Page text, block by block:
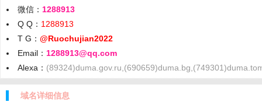
微信： 1288913
Q Q： 1288913
T G： @Ruochujian2022
Email： 1288913@qq.com
Alexa：
域名详细信息